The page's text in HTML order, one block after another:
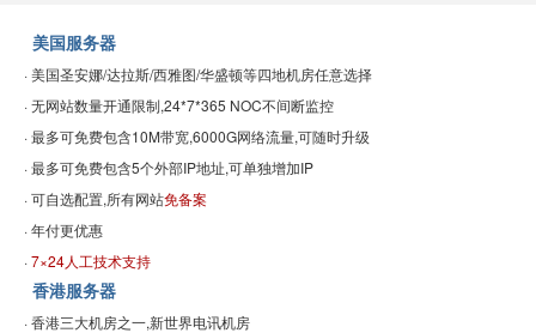
美国服务器
· 美国圣安娜/达拉斯/西雅图/华盛顿等四地机房任意选择
· 无网站数量开通限制,24*7*365 NOC不间断监控
· 最多可免费包含10M带宽,6000G网络流量,可随时升级
· 最多可免费包含5个外部IP地址,可单独增加IP
· 可自选配置,所有网站免备案
· 年付更优惠
·7×24人工技术支持
香港服务器
· 香港三大机房之一,新世界电讯机房